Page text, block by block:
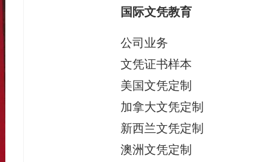
国际文凭教育
公司业务
文凭证书样本
美国文凭定制
加拿大文凭定制
新西兰文凭定制
澳洲文凭定制